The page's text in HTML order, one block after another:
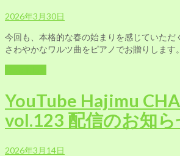
2026年3月30日
今回も、本格的な春の始まりを感じていただ
さわやかなワルツ曲をピアノでお贈りします。
YouTube Hajimu
vol.123 配信のお知
2026年3月14日